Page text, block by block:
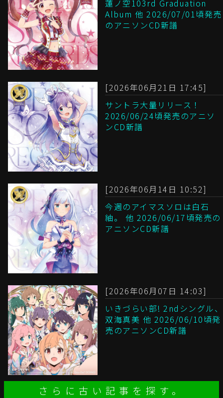
蓮ノ空103rd Graduation
Album 他 2026/07/01頃発売
のアニソンCD新譜
[2026年06月21日 17:45]
サントラ大量リリース！
2026/06/24頃発売のアニソ
ンCD新譜
[2026年06月14日 10:52]
今週のアイマスソロは白石
紬。 他 2026/06/17頃発売の
アニソンCD新譜
[2026年06月07日 14:03]
いきづらい部! 2ndシングル、
双海真美 他 2026/06/10頃発
売のアニソンCD新譜
さらに古い記事を探す。